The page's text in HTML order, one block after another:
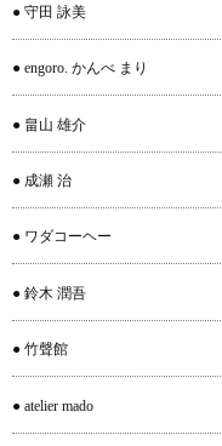
● 守田 詠美
● engoro. かんべ まり
● 畠山 雄介
● 成瀬 治
● ワダコーヘー
● 鈴木 潤吾
● 竹聲館
● atelier mado